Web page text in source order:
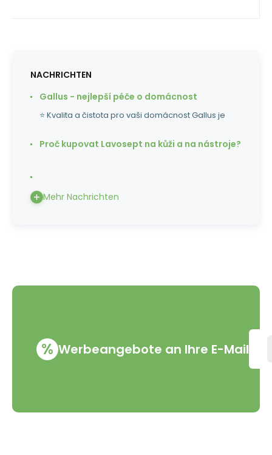
NACHRICHTEN
Gallus - nejlepší péče o domácnost
⭐ Kvalita a čistota pro vaši domácnost Gallus je
Proč kupovat Lavosept na kůži a na nástroje?
Mehr Nachrichten
% Werbeangebote an Ihre E-Mail